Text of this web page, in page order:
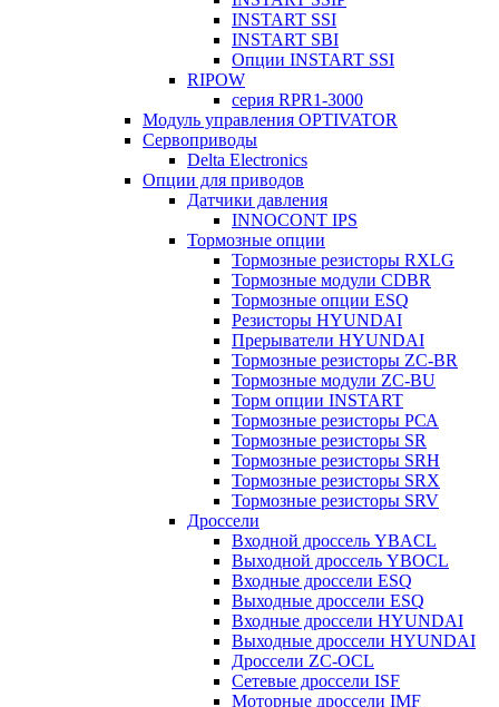
INSTART SSI
INSTART SBI
Опции INSTART SSI
RIPOW
серия RPR1-3000
Модуль управления OPTIVATOR
Сервоприводы
Delta Electronics
Опции для приводов
Датчики давления
INNOCONT IPS
Тормозные опции
Тормозные резисторы RXLG
Тормозные модули CDBR
Тормозные опции ESQ
Резисторы HYUNDAI
Прерыватели HYUNDAI
Тормозные резисторы ZC-BR
Тормозные модули ZC-BU
Торм опции INSTART
Тормозные резисторы РСА
Тормозные резисторы SR
Тормозные резисторы SRH
Тормозные резисторы SRX
Тормозные резисторы SRV
Дроссели
Входной дроссель YBACL
Выходной дроссель YBOCL
Входные дроссели ESQ
Выходные дроссели ESQ
Входные дроссели HYUNDAI
Выходные дроссели HYUNDAI
Дроссели ZC-OCL
Сетевые дроссели ISF
Моторные дроссели IMF